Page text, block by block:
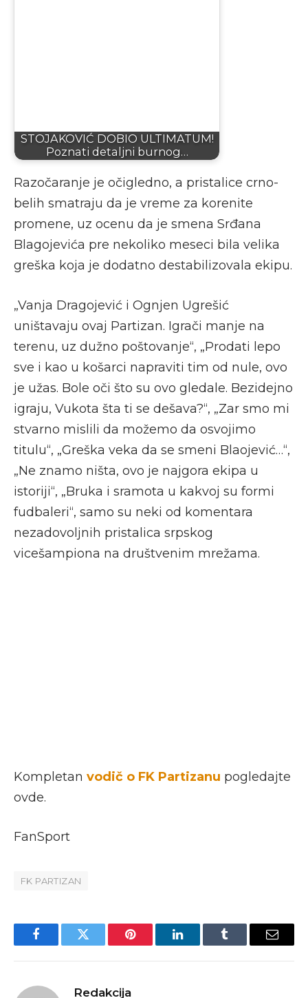
STOJAKOVIĆ DOBIO ULTIMATUM!
Poznati detaljni burnog…
Razočaranje je očigledno, a pristalice crno-
belih smatraju da je vreme za korenite
promene, uz ocenu da je smena Srđana
Blagojevića pre nekoliko meseci bila velika
greška koja je dodatno destabilizovala ekipu.
„Vanja Dragojević i Ognjen Ugrešić
uništavaju ovaj Partizan. Igrači manje na
terenu, uz dužno poštovanje“, „Prodati lepo
sve i kao u košarci napraviti tim od nule, ovo
je užas. Bole oči što su ovo gledale. Bezidejno
igraju, Vukota šta ti se dešava?“, „Zar smo mi
stvarno mislili da možemo da osvojimo
titulu“, „Greška veka da se smeni Blaojević…“,
„Ne znamo ništa, ovo je najgora ekipa u
istoriji“, „Bruka i sramota u kakvoj su formi
fudbaleri“, samo su neki od komentara
nezadovoljnih pristalica srpskog
vicešampiona na društvenim mrežama.
Kompletan vodič o FK Partizanu pogledajte
ovde.
FanSport
FK PARTIZAN
FacebookTwitter Pinterest LinkedInTumblr Email
Redakcija